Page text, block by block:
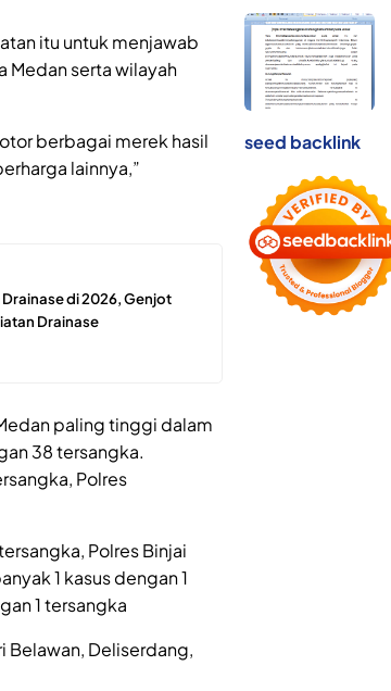
itu untuk menjawab
Medan serta wilayah
berbagai merek hasil
lainnya,”
Drainase di 2026, Genjot
Drainase
paling tinggi dalam
38 tersangka.
Polres
Polres Binjai
1 kasus dengan 1
1 tersangka
Belawan, Deliserdang,
seed backlink